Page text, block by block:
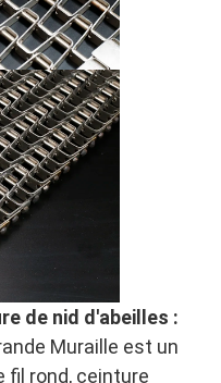
de nid d'abeilles :
Muraille est un
fil rond, ceinture